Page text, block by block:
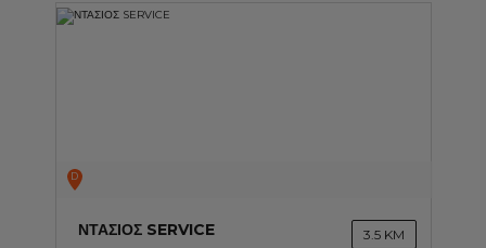
D
ΝΤΑΣΙΟΣ SERVICE 3.5 KM